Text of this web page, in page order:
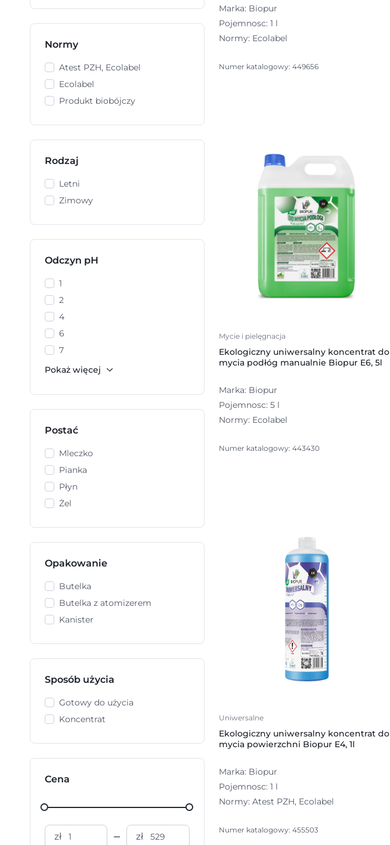
Normy
Atest PZH, Ecolabel
Ecolabel
Produkt biobójczy
Rodzaj
Letni
Zimowy
Odczyn pH
1
2
4
6
7
Postać
Mleczko
Pianka
Płyn
Żel
Opakowanie
Butelka
Butelka z atomizerem
Kanister
Sposób użycia
Gotowy do użycia
Koncentrat
Cena
zł zł
Marka: Biopur
Pojemnosc: 1 l
Normy: Ecolabel
Numer katalogowy: 449656
Mycie i pielęgnacja
Ekologiczny uniwersalny koncentrat do
mycia podłóg manualnie Biopur E6, 5l
Marka: Biopur
Pojemnosc: 5 l
Normy: Ecolabel
Numer katalogowy: 443430
Uniwersalne
Ekologiczny uniwersalny koncentrat do
mycia powierzchni Biopur E4, 1l
Marka: Biopur
Pojemnosc: 1 l
Normy: Atest PZH, Ecolabel
Numer katalogowy: 455503